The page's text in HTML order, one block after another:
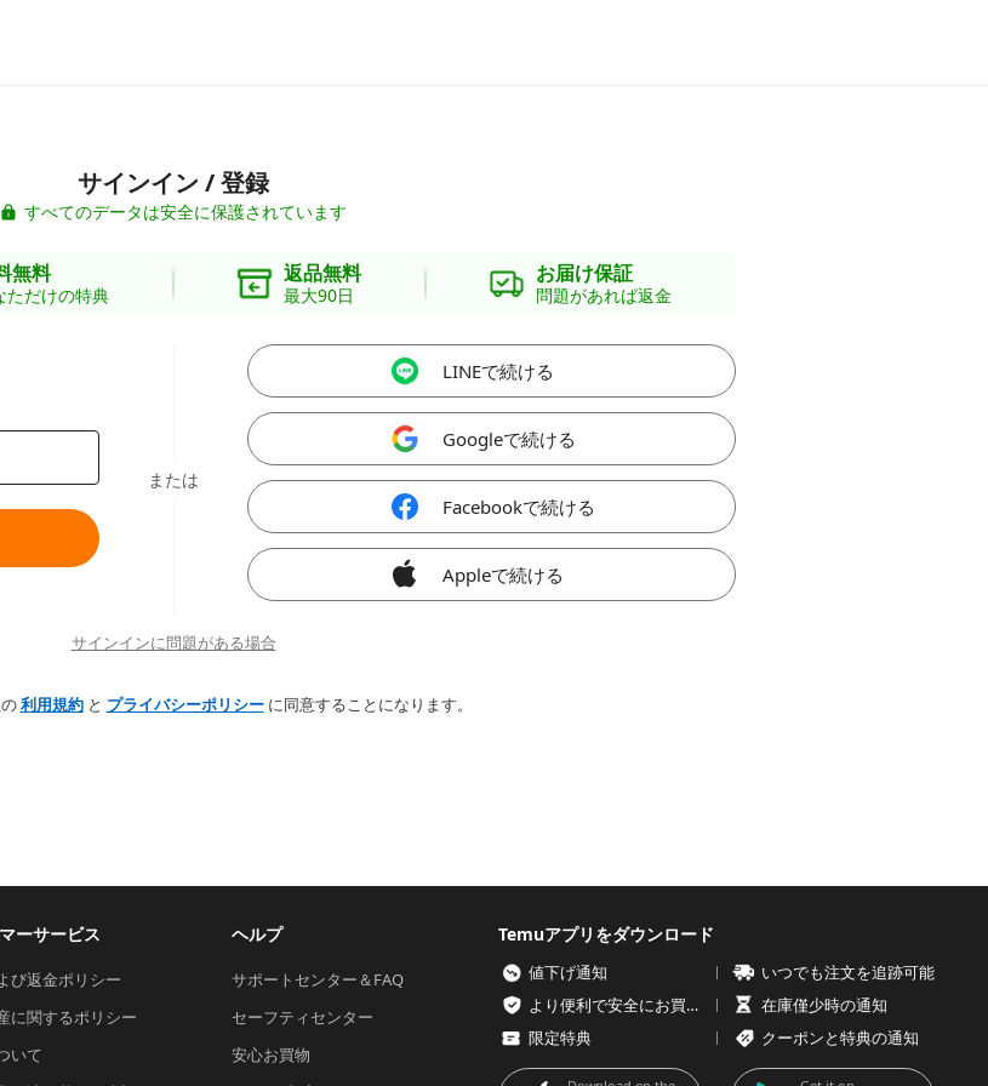
サインイン / 登録
すべてのデータは安全に保護されています
無料
ただけの特典
返品無料
最大90日
お届け保証
問題があれば返金
または
LINEで続ける
Googleで続ける
Facebookで続ける
Appleで続ける
サインインに問題がある場合
利用規約と プライバシーポリシーに同意することになります。
ーサービス
び返金ポリシー
に関するポリシー
いて
ヘルプ
サポートセンター＆FAQ
セーフティセンター
安心お買物
Temuアプリをダウンロード
値下げ通知
いつでも注文を追跡可能
より便利で安全にお買い物を
在庫僅少時の通知
限定特典
クーポンと特典の通知